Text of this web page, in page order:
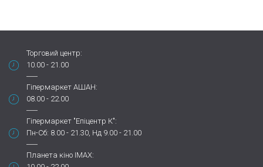
Торговий центр:
10.00 - 21.00
Гіпермаркет АШАН:
08.00 - 22.00
Гіпермаркет "Епіцентр К":
Пн-Сб: 8.00 - 21.30, Нд 9.00 - 21.00
Планета кіно IMAX: